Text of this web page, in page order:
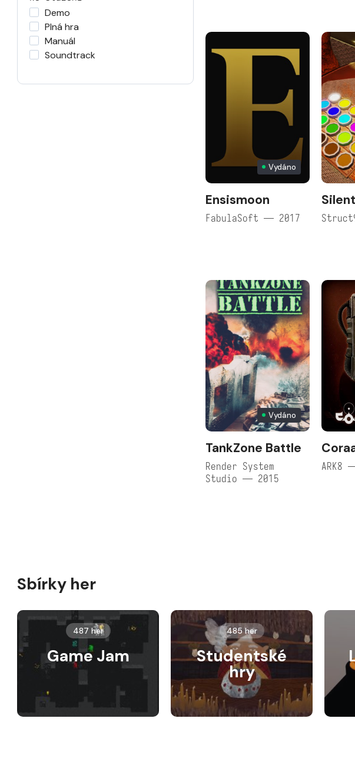
Demo
Plná hra
Manuál
Soundtrack
Vydáno
Ensismoon
FabulaSoft — 2017
Vydáno
TankZone Battle
Render System
Studio — 2015
ARK8
Sbírky her
487 her
Game Jam
485 her
Studentské
hry